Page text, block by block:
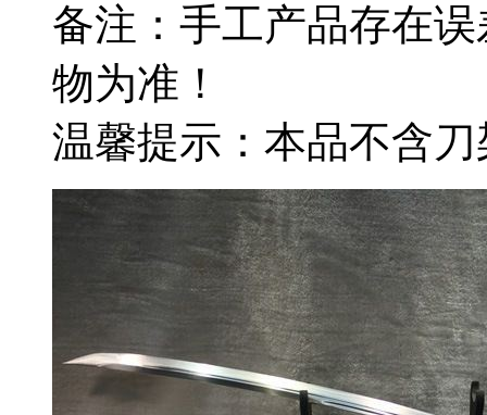
备注：手工产品存在
物为准！
温馨提示：本品不含